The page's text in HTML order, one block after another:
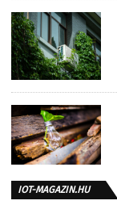
IOT-MAGAZIN.HU